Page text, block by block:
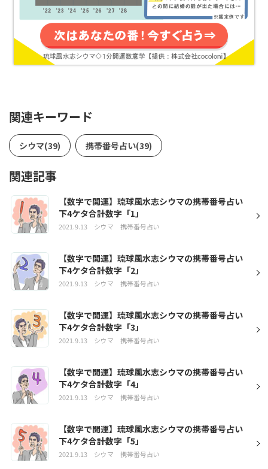
関連キーワード
シウマ(39) 携帯番号占い(39)
関連記事
【数字で開運】琉球風水志シウマの携帯番号占い
下4ケタ合計数字「1」
2021.9.13 シウマ 携帯番号占い
【数字で開運】琉球風水志シウマの携帯番号占い
下4ケタ合計数字「2」
2021.9.13 シウマ 携帯番号占い
【数字で開運】琉球風水志シウマの携帯番号占い
下4ケタ合計数字「3」
2021.9.13 シウマ 携帯番号占い
【数字で開運】琉球風水志シウマの携帯番号占い
下4ケタ合計数字「4」
2021.9.13 シウマ 携帯番号占い
【数字で開運】琉球風水志シウマの携帯番号占い
下4ケタ合計数字「5」
2021.9.13 シウマ 携帯番号占い